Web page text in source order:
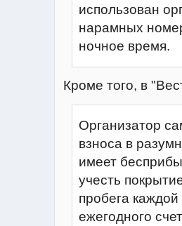
использован
нарамных
ночное время.
Кроме того, в
Организатор
взноса в
имеет
учесть
пробега
ежегодного